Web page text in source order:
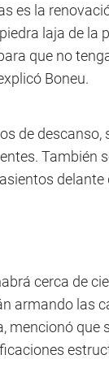
es la
laja de la
que no
Boneu.
de descanso,
También
delante
cerca de
armando las
mencionó que